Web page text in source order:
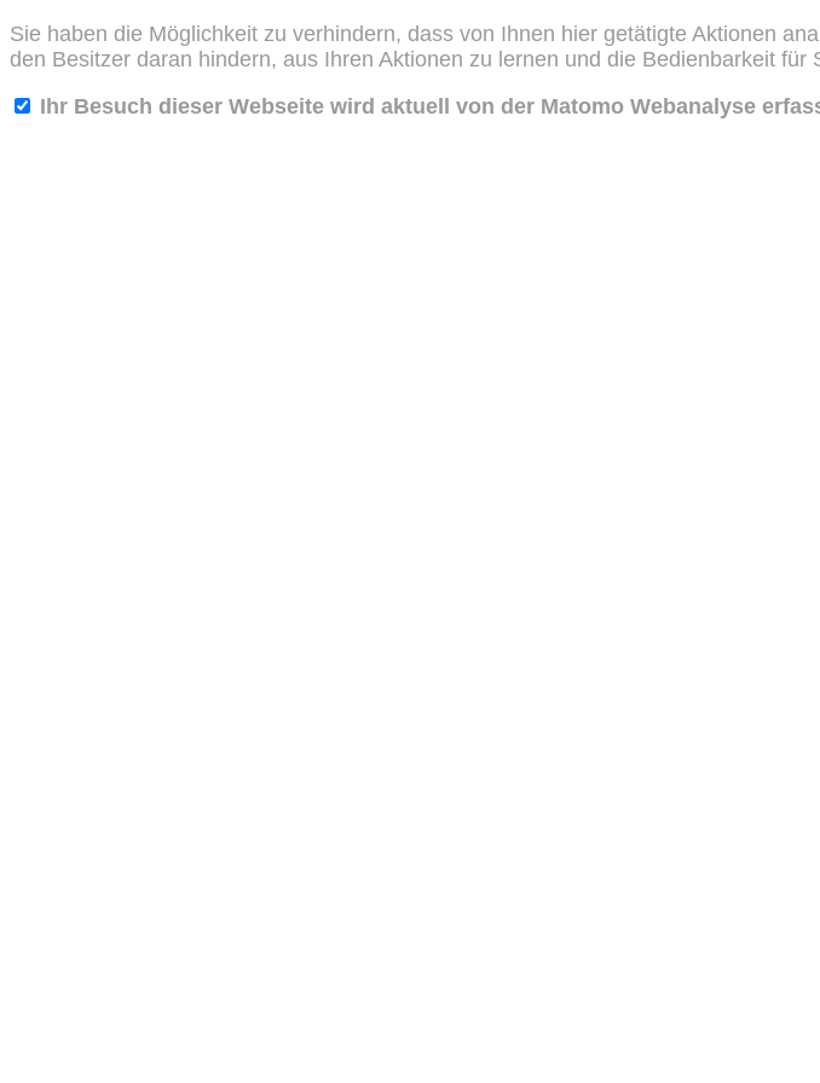
Sie haben die Möglichkeit zu verhindern, dass von Ihnen hier getätigte Aktionen
den Besitzer daran hindern, aus Ihren Aktionen zu lernen und die Bedienbarkeit für
Ihr Besuch dieser Webseite wird aktuell von der Matomo Webanalyse